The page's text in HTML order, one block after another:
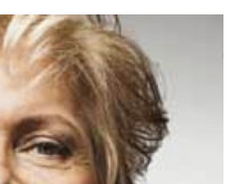
15' que, como os
considerado um atraso
porque havia visto pela
estacionamento do clube
que o MT estava dormindo